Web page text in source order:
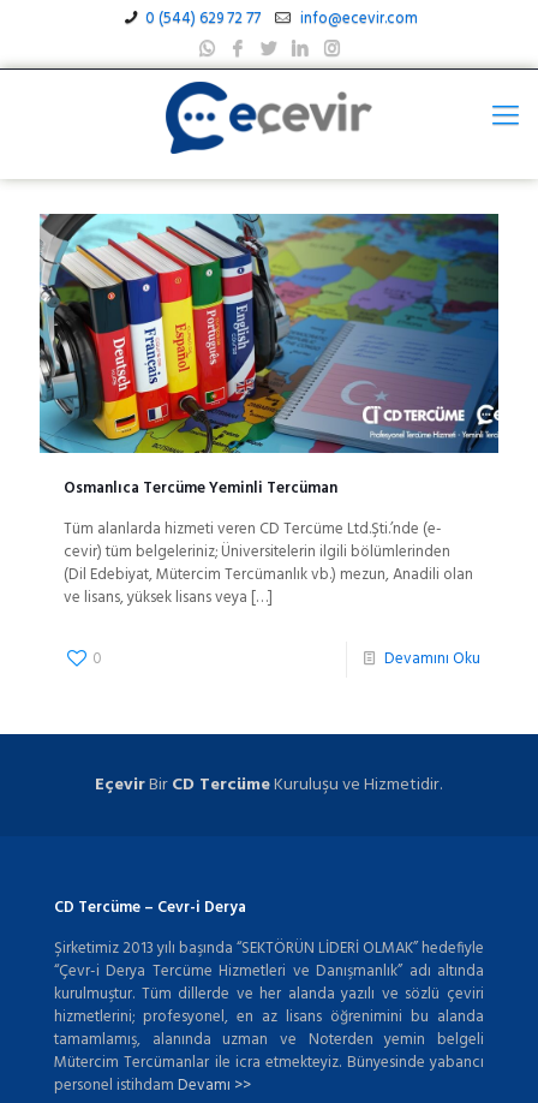
0 (544) 629 72 77 info@ecevir.com
Osmanlıca Tercüme Yeminli Tercüman
Tüm alanlarda hizmeti veren CD Tercüme Ltd.Şti.’nde (e-
cevir) tüm belgeleriniz; Üniversitelerin ilgili bölümlerinden
(Dil Edebiyat, Mütercim Tercümanlık vb.) mezun, Anadili olan
ve lisans, yüksek lisans veya […]
0 Devamını Oku
EçevirBirCD TercümeKuruluşu ve Hizmetidir.
CD Tercüme – Cevr-i Derya
Şirketimiz 2013 yılı başında “SEKTÖRÜN LİDERİ OLMAK” hedefiyle
“Çevr-i Derya Tercüme Hizmetleri ve Danışmanlık” adı altında
kurulmuştur. Tüm dillerde ve her alanda yazılı ve sözlü çeviri
hizmetlerini; profesyonel, en az lisans öğrenimini bu alanda
tamamlamış, alanında uzman ve Noterden yemin belgeli
Mütercim Tercümanlar ile icra etmekteyiz. Bünyesinde yabancı
personel istihdamDevamı >>